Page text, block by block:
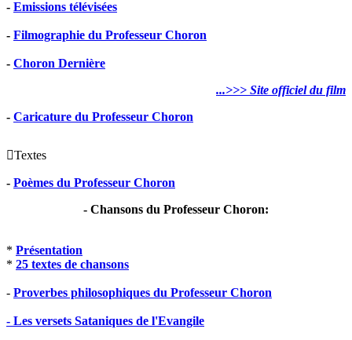
- Emissions télévisées
- Filmographie du Professeur Choron
- Choron Dernière
...>>> Site officiel du film
- Caricature du Professeur Choron
Textes
- Poèmes du Professeur Choron
- Chansons du Professeur Choron:
* Présentation
* 25 textes de chansons
- Proverbes philosophiques du Professeur Choron
- Les versets Sataniques de l'Evangile